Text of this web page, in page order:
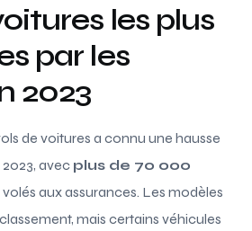
les plus
par les
2023
de voitures a connu une hausse
2023, avec plus de 70 000
aux assurances. Les modèles
mais certains véhicules